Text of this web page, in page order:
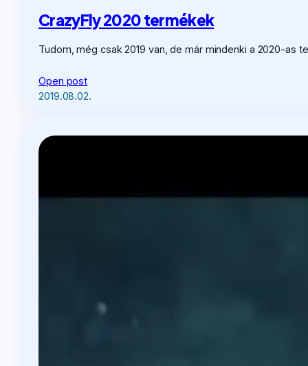
CrazyFly 2020 termékek
Tudom, még csak 2019 van, de már mindenki a 2020-
Open post
2019.08.02.